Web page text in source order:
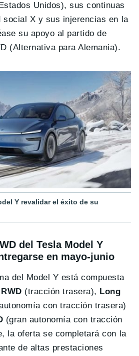
Unidos), sus continuas
social X y sus injerencias en la
su apoyo al partido de
(Alternativa para Alemania).
Y revalidar el éxito de su
del Tesla Model Y
en mayo-junio
del Model Y está compuesta
RWD (tracción trasera), Long
con tracción trasera)
(gran autonomía con tracción
la oferta se completará con la
de altas prestaciones